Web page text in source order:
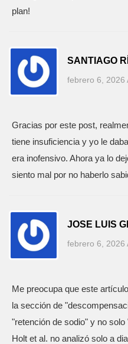
plan!
SANTIAGO
febrero 6, 2026
Gracias por este post,
tiene insuficiencia y yo le
era inofensivo. Ahora ya lo
siento mal por no haberlo
JOSE LUIS
febrero 6, 2026
Me preocupa que este
la sección de
"retención de sodio" y no
Holt et al. no analizó solo a